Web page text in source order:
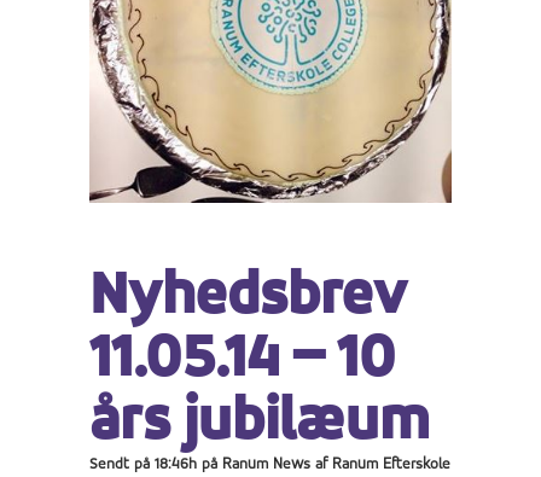
Nyhedsbrev
11.05.14 – 10
års jubilæum
Sendt på 18:46h på Ranum News af Ranum Efterskole